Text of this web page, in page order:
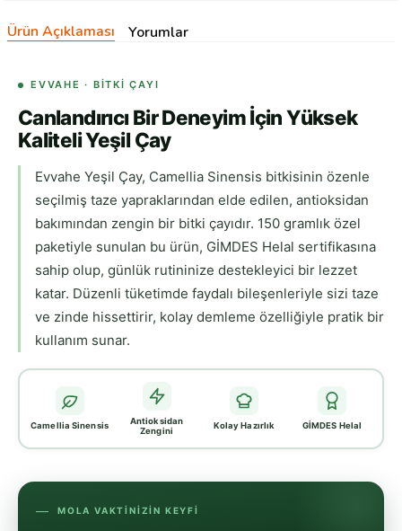
Ürün Açıklaması Yorumlar
EVVAHE · BITKI ÇAYI
Canlandırıcı Bir Deneyim İçin Yüksek
Kaliteli Yeşil Çay
Evvahe Yeşil Çay, Camellia Sinensis bitkisinin özenle
seçilmiş taze yapraklarından elde edilen, antioksidan
bakımından zengin bir bitki çayıdır. 150 gramlık özel
paketiyle sunulan bu ürün, GİMDES Helal sertifikasına
sahip olup, günlük rutininize destekleyici bir lezzet
katar. Düzenli tüketimde faydalı bileşenleriyle sizi taze
ve zinde hissettirir, kolay demleme özelliğiyle pratik bir
kullanım sunar.
Camellia Sinensis
Antioksidan
Zengini
Kolay Hazırlık GİMDES Helal
MOLA VAKTINIZIN KEYFI